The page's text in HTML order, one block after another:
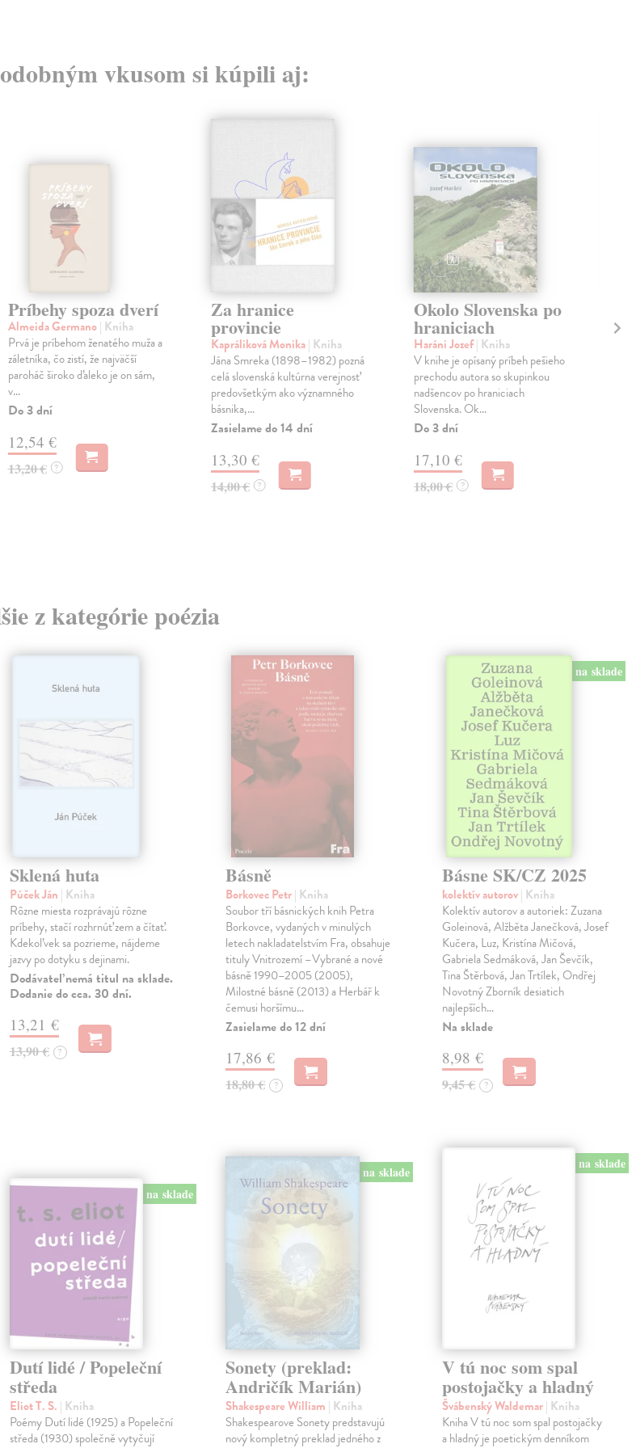
vkusom si kúpili aj:
Príbehy spoza dverí
Almeida Germano| Kniha
Prvá je príbehom ženatého muža a
záletníka, čo zistí, že najväčší
paroháč široko ďaleko je on sám,
v...
Do 3 dní
12,54 €
13,20 € ?
Za hranice
provincie
Kapráliková Monika| Kniha
Jána Smreka (1898–1982) pozná
celá slovenská kultúrna verejnosť
predovšetkým ako významného
básnika,...
Zasielame do 14 dní
13,30 €
14,00 € ?
Okolo Slovenska po
hraniciach
Haráni Jozef| Kniha
V knihe je opísaný príbeh pešieho
prechodu autora so skupinkou
nadšencov po hraniciach
Slovenska. Ok...
Do 3 dní
17,10 €
18,00 € ?
z kategórie poézia
Sklená huta
Púček Ján | Kniha
Rôzne miesta rozprávajú rôzne
príbehy, stačí rozhrnúť zem a čítať.
Kdekoľvek sa pozrieme, nájdeme
jazvy po dotyku s dejinami.
Dodávateľ nemá titul na sklade.
Dodanie do cca. 30 dní.
13,21 €
13,90 € ?
Básně
Borkovec Petr| Kniha
Soubor tří básnických knih Petra
Borkovce, vydaných v minulých
letech nakladatelstvím Fra, obsahuje
tituly Vnitrozemí –Vybrané a nové
básně 1990–2005 (2005),
Milostné básně (2013) a Herbář k
čemusi horšímu…
Zasielame do 12 dní
17,86 €
18,80 € ?
na sklade
Básne SK/CZ 2025
kolektív autorov| Kniha
Kolektív autorov a autoriek: Zuzana
Goleinová, Alžběta Janečková, Josef
Kučera, Luz, Kristína Mičová,
Gabriela Sedmáková, Jan Ševčík,
Tina Štěrbová, Jan Trtílek, Ondřej
Novotný Zborník desiatich
najlepších…
Na sklade
8,98 €
9,45 € ?
na sklade
Dutí lidé / Popeleční
středa
Eliot T. S. | Kniha
Poémy Dutí lidé (1925) a Popeleční
středa (1930) společně vytyčují
na sklade
Sonety (preklad:
Andričík Marián)
Shakespeare William | Kniha
Shakespearove Sonety predstavujú
nový kompletný preklad jedného z
na sklade
V tú noc som spal
postojačky a hladný
Švábenský Waldemar| Kniha
Kniha V tú noc som spal postojačky
a hladný je poetickým denníkom